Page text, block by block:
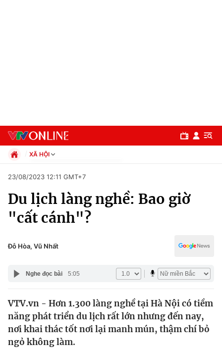
Chuyên mục
Chính trị
Xã hội
Y tế
Thế giới
XÃ HỘI
Xã hội
Pháp luật
Kinh tế
Thể thao
Văn hóa - Giải trí
Đời sống
Giáo dục
23/08/2023 12:11 GMT+7
Du lịch làng nghề: Bao giờ
"cất cánh"?
Đỗ Hòa, Vũ Nhất
Nghe đọc bài 5:05
VTV.vn - Hơn 1.300 làng nghề tại Hà Nội có tiềm
năng phát triển du lịch rất lớn nhưng đến nay,
nơi khai thác tốt nơi lại manh mún, thậm chí bỏ
ngỏ không làm.